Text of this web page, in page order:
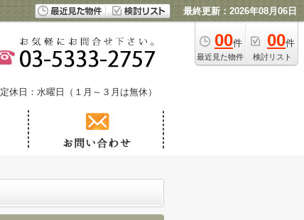
最終更新：2026年08月06日
00件
最近見た物件
00件
検討リスト
定休日：水曜日（１月～３月は無休）